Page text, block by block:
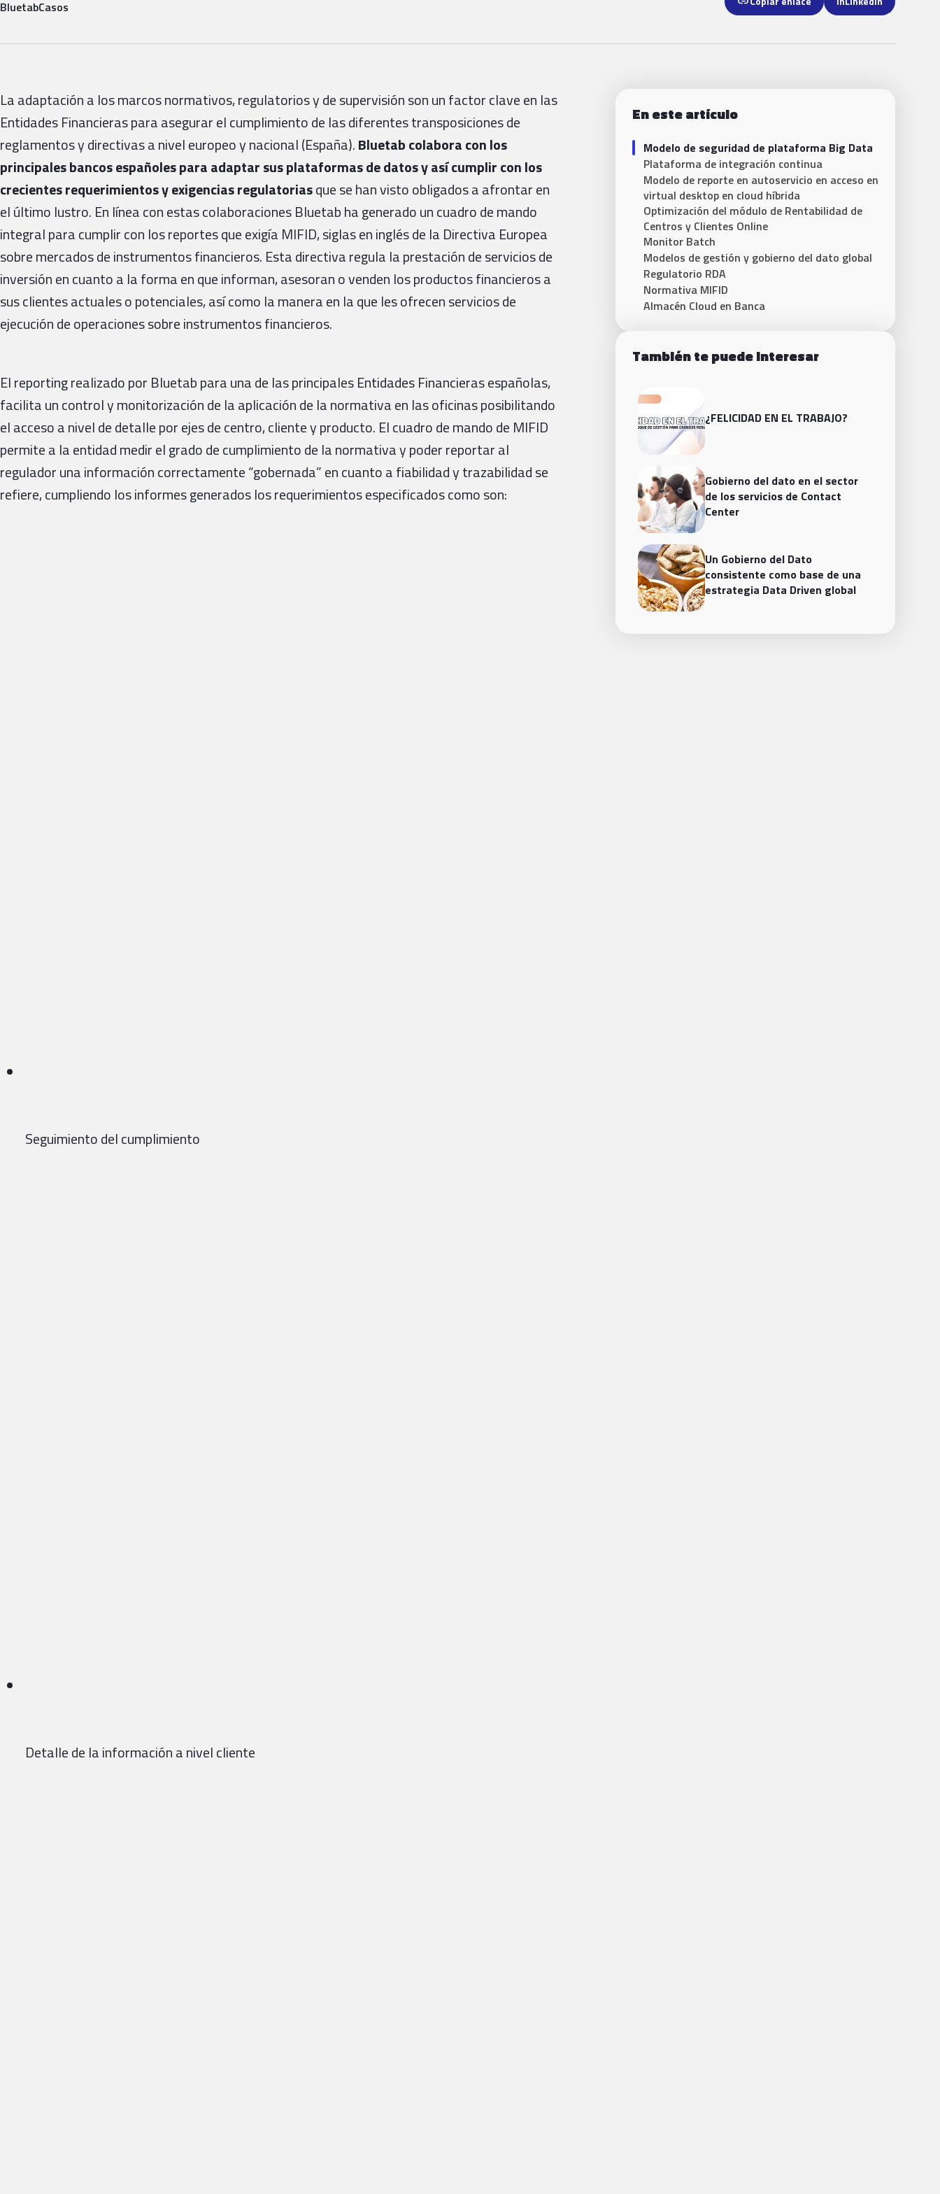
BluetabCasos
La adaptación a los marcos normativos, regulatorios y de supervisión son un factor clave en las
Entidades Financieras para asegurar el cumplimiento de las diferentes transposiciones de
reglamentos y directivas a nivel europeo y nacional (España).Bluetab colabora con los
principales bancos españoles para adaptar sus plataformas de datos y así cumplir con los
crecientes requerimientos y exigencias regulatoriasque se han visto obligados a afrontar en
el último lustro. En línea con estas colaboraciones Bluetab ha generado un cuadro de mando
integral para cumplir con los reportes que exigía MIFID, siglas en inglés de la Directiva Europea
sobre mercados de instrumentos financieros. Esta directiva regula la prestación de servicios de
inversión en cuanto a la forma en que informan, asesoran o venden los productos financieros a
sus clientes actuales o potenciales, así como la manera en la que les ofrecen servicios de
ejecución de operaciones sobre instrumentos financieros.
El reporting realizado por Bluetab para una de las principales Entidades Financieras españolas,
facilita un control y monitorización de la aplicación de la normativa en las oficinas posibilitando
el acceso a nivel de detalle por ejes de centro, cliente y producto. El cuadro de mando de MIFID
permite a la entidad medir el grado de cumplimiento de la normativa y poder reportar al
regulador una información correctamente “gobernada” en cuanto a fiabilidad y trazabilidad se
refiere, cumpliendo los informes generados los requerimientos especificados como son:
Seguimiento del cumplimiento
Detalle de la información a nivel cliente
En este artículo
Modelo de seguridad de plataforma Big Data
Plataforma de integración continua
Modelo de reporte en autoservicio en acceso en
virtual desktop en cloud híbrida
Optimización del módulo de Rentabilidad de
Centros y Clientes Online
Monitor Batch
Modelos de gestión y gobierno del dato global
Regulatorio RDA
Normativa MIFID
Almacén Cloud en Banca
También te puede interesar
¿FELICIDAD EN EL TRABAJO?
Gobierno del dato en el sector
de los servicios de Contact
Center
Un Gobierno del Dato
consistente como base de una
estrategia Data Driven global